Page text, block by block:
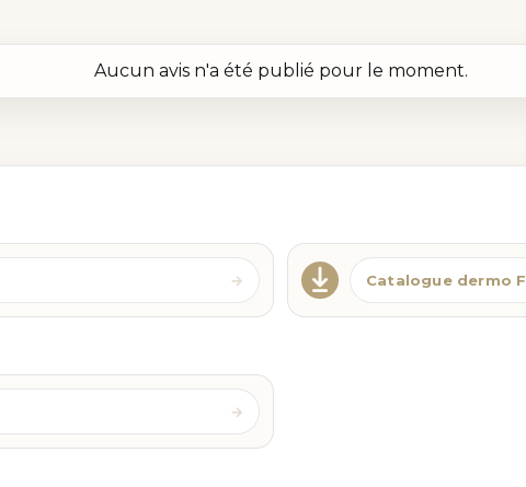
Aucun avis n'a été publié pour le moment.
Catalogue dermo